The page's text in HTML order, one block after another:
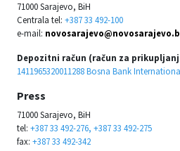
71000 Sarajevo, BiH
Centrala tel: +387 33 492-100
e-mail:
Depozitni račun (račun za
1411965320011288 Bosna Bank
Press
71000 Sarajevo, BiH
tel: +387 33 492-276, +387 33 492-275
fax: +387 33 492-342